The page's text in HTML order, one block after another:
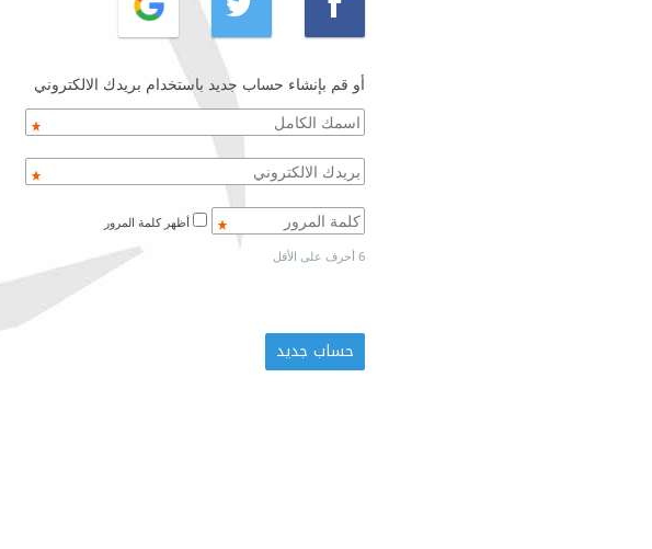
أو قم بإنشاء حساب جديد باستخدام بريدك الالكتروني
6 أحرف على الأقل